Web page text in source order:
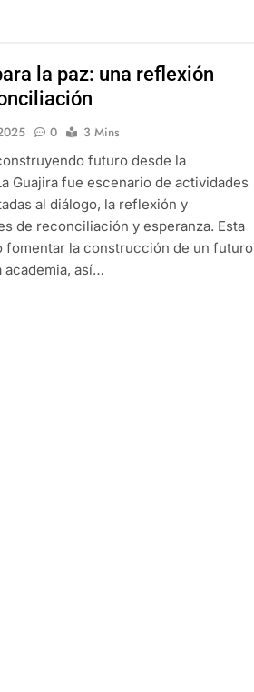
la paz: una reflexión
0
3 Mins
futuro desde la
Guajira fue escenario de actividades
al diálogo, la reflexión y
de reconciliación y esperanza. Esta
fomentar la construcción de un futuro
academia, así…